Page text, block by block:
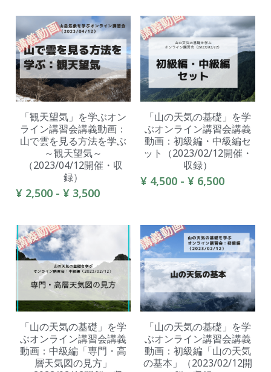
「観天望気」を学ぶオン
ライン講習会講義動画：
山で雲を見る方法を学ぶ
～観天望気～
（2023/04/12開催・収
録）
¥ 2,500 - ¥ 3,500
「山の天気の基礎」を学
ぶオンライン講習会講義
動画：初級編・中級編セ
ット（2023/02/12開催・
収録）
¥ 4,500 - ¥ 6,500
「山の天気の基礎」を学
ぶオンライン講習会講義
動画：中級編「専門・高
層天気図の見方」
「山の天気の基礎」を学
ぶオンライン講習会講義
動画：初級編「山の天気
の基本」（2023/02/12開